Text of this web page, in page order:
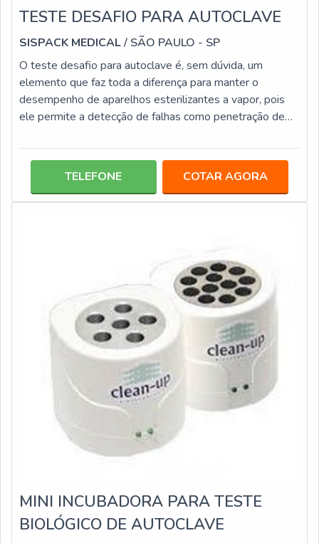
TESTE DESAFIO PARA AUTOCLAVE
SISPACK MEDICAL/ SÃO PAULO - SP
O teste desafio para autoclave é, sem dúvida, um
elemento que faz toda a diferença para manter o
desempenho de aparelhos esterilizantes a vapor, pois
ele permite a detecção de falhas como penetração de
afetam a qualidade e eficácia dos processos de
disponibilizados em diversas categorias pacotes com
leitura em 3h, 1h, 20 minutos e liberador de carga com
TELEFONE COTAR AGORA
MINI INCUBADORA PARA TESTE
BIOLÓGICO DE AUTOCLAVE